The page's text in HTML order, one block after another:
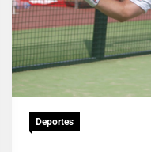
Deportes